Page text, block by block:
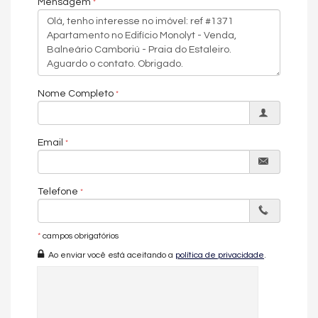
O projeto contempla apartamentos Duplex, Gardens e
Coberturas, com metragens que variam de 240 m² a
impressionantes 547 m² de área privativa, atendendo
diferentes estilos de vida com espaços generosos e soluções
arquitetônicas contemporâneas.
oferece ambientes amplos e integrados, 3 suítes, 3 vagas de
garagem privativas e uma proposta de moradia que privilegia
conforto, funcionalidade e qualidade de vida.
Um dos grandes diferenciais do Monolyt é sua relação direta
com a natureza. Parte significativa do terreno é composta por
Área de Preservação Permanente (APP), garantindo a
preservação do ecossistema local e criando uma paisagem
permanente ao redor do empreendimento. O resultado é uma
atmosfera de tranquilidade, privacidade e contemplação que
transforma a rotina em uma experiência diária de bem-estar.
A Praia do Estaleiro, reconhecida por sua beleza natural, águas
Mensagem
Nome Completo
Email
Telefone
* campos obrigatórios
Ao enviar você está aceitando a política de privacidade